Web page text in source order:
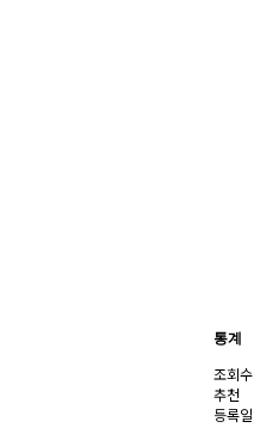
통계
조회수
추천
등록일